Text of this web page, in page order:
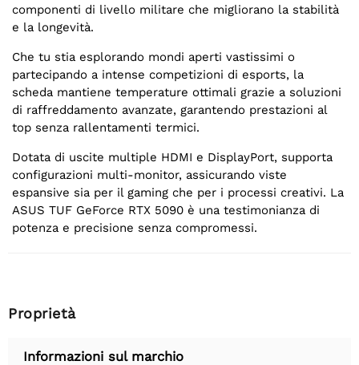
componenti di livello militare che migliorano la stabilità
e la longevità.
Che tu stia esplorando mondi aperti vastissimi o
partecipando a intense competizioni di esports, la
scheda mantiene temperature ottimali grazie a soluzioni
di raffreddamento avanzate, garantendo prestazioni al
top senza rallentamenti termici.
Dotata di uscite multiple HDMI e DisplayPort, supporta
configurazioni multi-monitor, assicurando viste
espansive sia per il gaming che per i processi creativi. La
ASUS TUF GeForce RTX 5090 è una testimonianza di
potenza e precisione senza compromessi.
Proprietà
Informazioni sul marchio